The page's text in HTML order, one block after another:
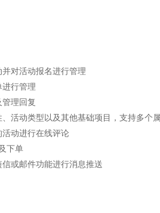
对活动报名进行管理
行管理
理回复
活动类型以及其他基础项目，支持多个
动进行在线评论
下单
或邮件功能进行消息推送